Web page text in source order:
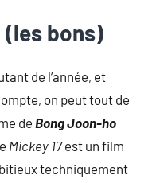
(les bons)
de l’année, et
on peut tout de
deBong Joon-ho
Mickey 17est un film
techniquement